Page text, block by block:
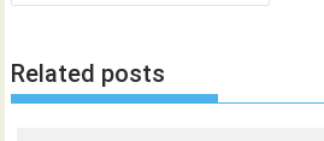
Related posts